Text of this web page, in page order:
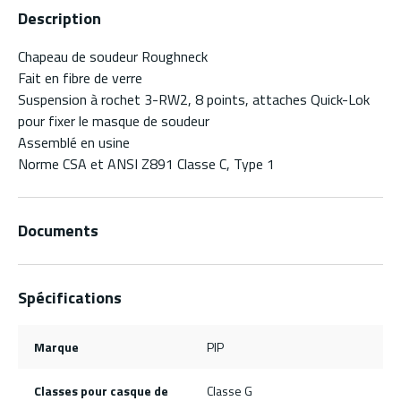
Description
Chapeau de soudeur Roughneck
Fait en fibre de verre
Suspension à rochet 3-RW2, 8 points, attaches Quick-Lok
pour fixer le masque de soudeur
Assemblé en usine
Norme CSA et ANSI Z891 Classe C, Type 1
Documents
Spécifications
Marque PIP
Classes pour casque de
Classe G